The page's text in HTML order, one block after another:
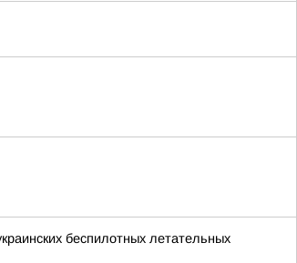
беспилотных летательных